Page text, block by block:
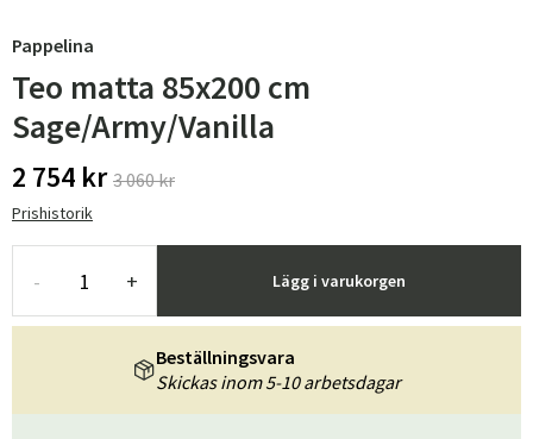
Pappelina
Teo matta 85x200 cm
Sage/Army/Vanilla
2 754 kr 3 060 kr
Prishistorik
- + Lägg i varukorgen
Beställningsvara
Skickas inom 5-10 arbetsdagar